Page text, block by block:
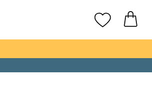
Mine favoritter